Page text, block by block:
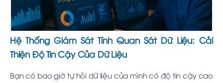
Hệ Thống Giám Sát Tính Quan Sát Dữ Liệu: Cải
Thiện Độ Tin Cậy Của Dữ Liệu
Bạn có bao giờ tự hỏi dữ liệu của mình có độ tin cậy cao